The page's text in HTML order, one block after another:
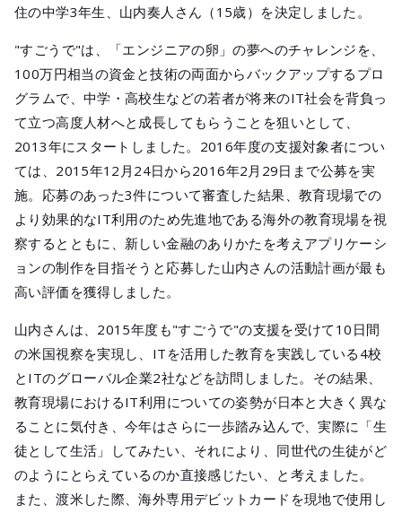
住の中学3年生、山内奏人さん（15歳）を決定しました。
"すごうで"は、「エンジニアの卵」の夢へのチャレンジを、
100万円相当の資金と技術の両面からバックアップするプロ
グラムで、中学・高校生などの若者が将来のIT社会を背負っ
て立つ高度人材へと成長してもらうことを狙いとして、
2013年にスタートしました。2016年度の支援対象者につい
ては、2015年12月24日から2016年2月29日まで公募を実
施。応募のあった3件について審査した結果、教育現場での
より効果的なIT利用のため先進地である海外の教育現場を視
察するとともに、新しい金融のありかたを考えアプリケーシ
ョンの制作を目指そうと応募した山内さんの活動計画が最も
高い評価を獲得しました。
山内さんは、2015年度も"すごうで"の支援を受けて10日間
の米国視察を実現し、ITを活用した教育を実践している4校
とITのグローバル企業2社などを訪問しました。その結果、
教育現場におけるIT利用についての姿勢が日本と大きく異な
ることに気付き、今年はさらに一歩踏み込んで、実際に「生
徒として生活」してみたい、それにより、同世代の生徒がど
のようにとらえているのか直接感じたい、と考えました。
また、渡米した際、海外専用デビットカードを現地で使用し